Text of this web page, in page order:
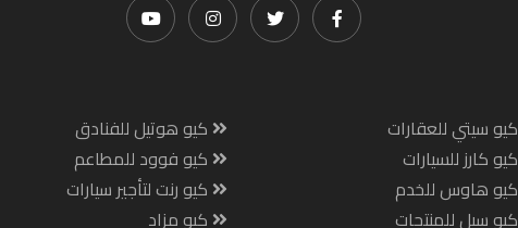
كيو سيتي للعقارات
كيو كارز للسيارات
كيو هاوس للخدم
كيو سيل للمنتجات
كيو هوتيل للفنادق
كيو فوود للمطاعم
كيو رنت لتأجير سيارات
كيو مزاد